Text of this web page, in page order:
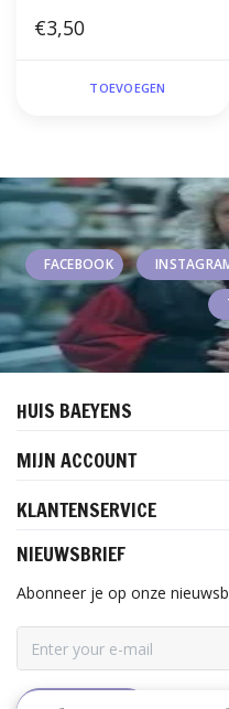
€3,50
TOEVOEGEN
FACEBOOK
HUIS BAEYENS
MIJN ACCOUNT
KLANTENSERVICE
NIEUWSBRIEF
Abonneer je op onze